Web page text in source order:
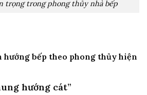
trọng trong phong thủy nhà bếp
hướng bếp theo phong thủy hiện
hướng cát”